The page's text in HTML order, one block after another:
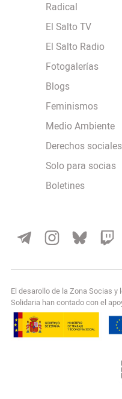
Radical
El Salto TV
El Salto Radio
Fotogalerías
Blogs
Feminismos
Medio Ambiente
Derechos sociales
Solo para socias
Boletines
El desarollo de la Zona Socias
Solidaria han contado con el